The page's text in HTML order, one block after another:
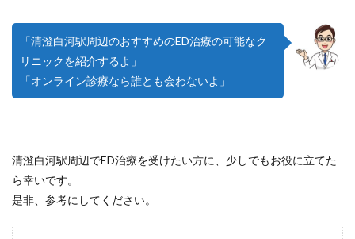
「清澄白河駅周辺のおすすめのED治療の可能なク
リニックを紹介するよ」
「オンライン診療なら誰とも会わないよ」
清澄白河駅周辺でED治療を受けたい方に、少しでもお役に立てた
ら幸いです。
是非、参考にしてください。